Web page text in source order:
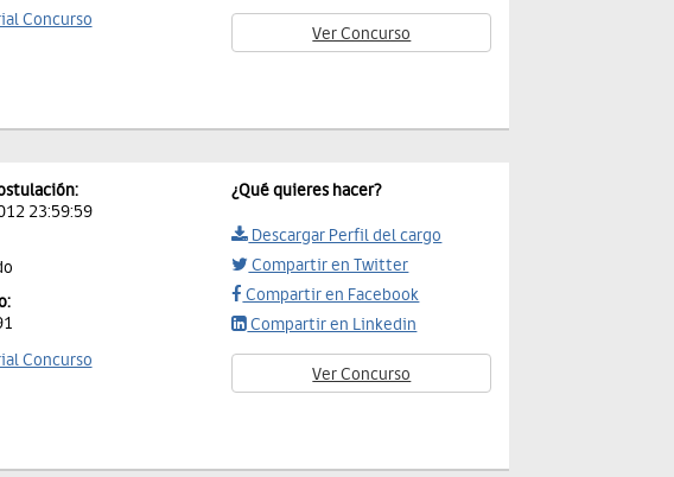
Concurso
Ver Concurso
23:59:59
Concurso
¿Qué quieres hacer?
Descargar Perfil del cargo
Compartir en Twitter
Compartir en Facebook
Compartir en Linkedin
Ver Concurso